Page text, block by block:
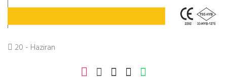
20 - Haziran